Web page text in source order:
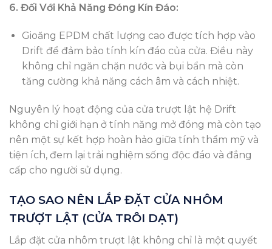
6. Đối Với Khả Năng Đóng Kín Đáo:
Gioăng EPDM chất lượng cao được tích hợp vào
Drift để đảm bảo tính kín đáo của cửa. Điều này
không chỉ ngăn chặn nước và bụi bẩn mà còn
tăng cường khả năng cách âm và cách nhiệt.
Nguyên lý hoạt động của cửa trượt lật hệ Drift
không chỉ giới hạn ở tính năng mở đóng mà còn tạo
nên một sự kết hợp hoàn hảo giữa tính thẩm mỹ và
tiện ích, đem lại trải nghiệm sống độc đáo và đẳng
cấp cho người sử dụng.
TẠO SAO NÊN LẮP ĐẶT CỬA NHÔM
TRƯỢT LẬT (CỬA TRÔI DẠT)
Lắp đặt cửa nhôm trượt lật không chỉ là một quyết